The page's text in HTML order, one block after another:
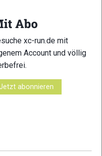
Trailrunning-Portal mit
einer Traildatenbank,
was du sonst noch über
Profi-Sportler, wir haben
kannst uns jederzeit über
Abo
xc-run.de mit
Account und völlig
abonnieren